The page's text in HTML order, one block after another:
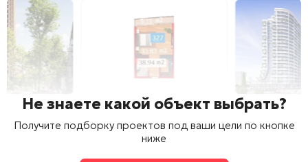
Не знаете какой объект выбрать?
Получите подборку проектов под ваши цели по кнопке
ниже